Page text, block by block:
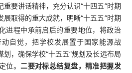
要讲话精神，充分认识“十四五”时期
取得的重大成就，明晰“十五五”时期
进程中承前启后的重要地位，将政治
自觉，把学校发展置于国家能源战
，确保学校“十五五”规划及长远布局
位。二要对标总结复盘，精准把握发